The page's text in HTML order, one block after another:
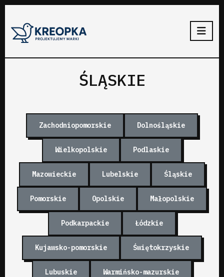
ŚLĄSKIE
Zachodniopomorskie Dolnośląskie
Wielkopolskie Podlaskie
Mazowieckie Lubelskie Śląskie
Pomorskie Opolskie Małopolskie
Podkarpackie Łódzkie
Kujawsko-pomorskie Świętokrzyskie
Lubuskie Warmińsko-mazurskie